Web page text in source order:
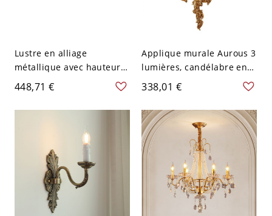
Lustre en alliage
métallique avec hauteur
réglable, 6, 110V-120V,
Bougie
448,71 €
Applique murale Aurous 3
lumières, candélabre en
alliage avec
LED/incandescent/fluores
cent, direction de l'abat-
jour vers le haut, câblé,
110V-120V, bougie
338,01 €